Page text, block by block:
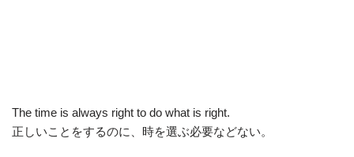
The time is always right to do what is right.
正しいことをするのに、時を選ぶ必要などない。